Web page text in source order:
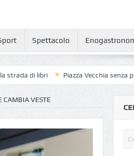
Spettacolo
Piazza Vecchia senza piccioni: il
CAMBIA VESTE